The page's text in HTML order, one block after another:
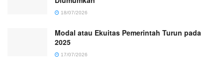
18/07/2026
Modal atau Ekuitas Pemerintah Turun pada
2025
17/07/2026